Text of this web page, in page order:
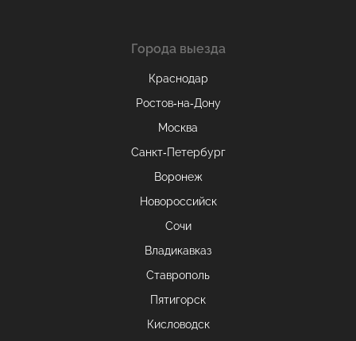
Города выезда
Краснодар
Ростов-на-Дону
Москва
Санкт-Петербург
Воронеж
Новороссийск
Сочи
Владикавказ
Ставрополь
Пятигорск
Кисловодск